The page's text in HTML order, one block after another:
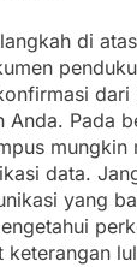
di
dari
Anda. Pada
mungkin
data.
yang
keterangan